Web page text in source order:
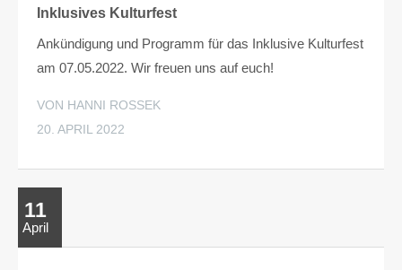
Inklusives Kulturfest
Ankündigung und Programm für das Inklusive Kulturfest
am 07.05.2022. Wir freuen uns auf euch!
VON HANNI ROSSEK
20. APRIL 2022
11
April